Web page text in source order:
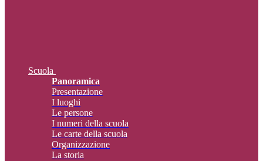
Scuola
Panoramica
Presentazione
I luoghi
Le persone
I numeri della scuola
Le carte della scuola
Organizzazione
La storia